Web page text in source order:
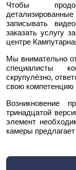
Чтобы
записывать
заказать услугу
центре
Мы внимательно
специалисты
скрупулёзно,
свою компетенцию
Возникновение
тринадцатой
элемент
камеры